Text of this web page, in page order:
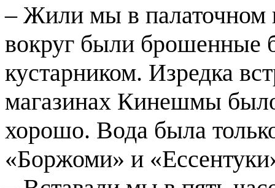
– Жили мы в палаточном
вокруг были брошенные
кустарником. Изредка
магазинах Кинешмы
хорошо. Вода была
«Боржоми» и